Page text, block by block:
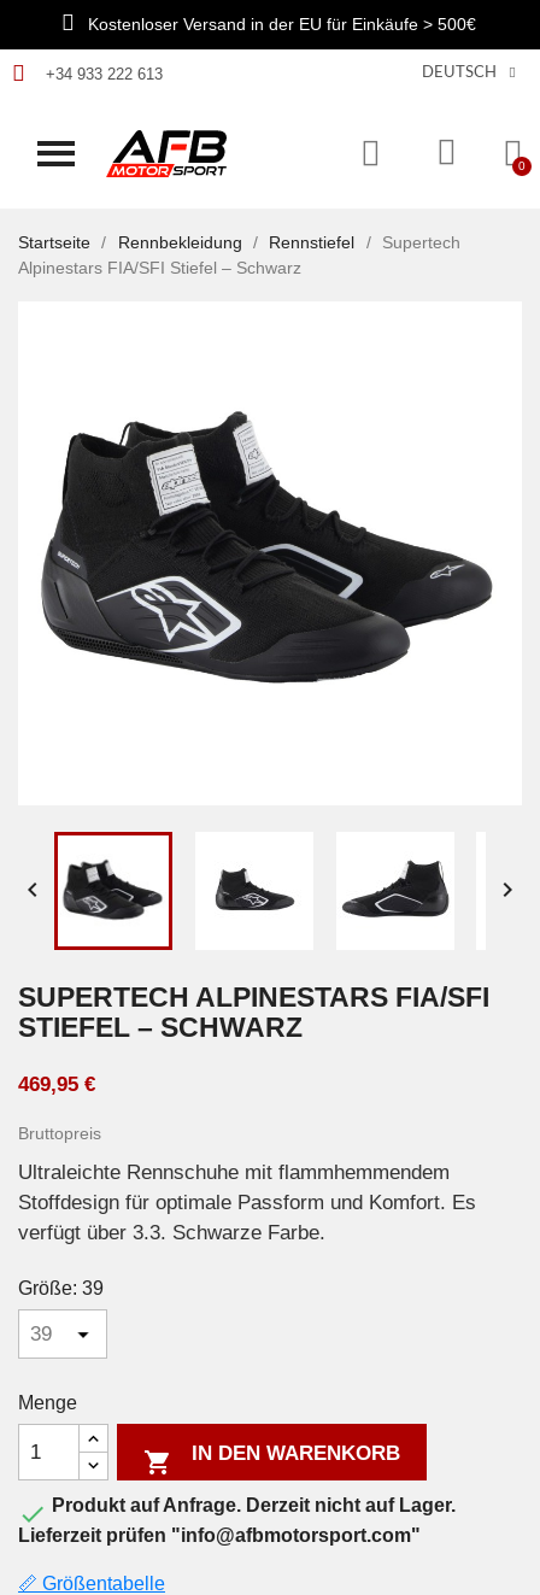
Kostenloser Versand in der EU für Einkäufe > 500€
+34 933 222 613 DEUTSCH
Startseite Rennbekleidung Rennstiefel
Supertech
Alpinestars FIA/SFI Stiefel – Schwarz
 
SUPERTECH ALPINESTARS FIA/SFI
STIEFEL – SCHWARZ
469,95 €
Bruttopreis
Ultraleichte Rennschuhe mit flammhemmendem
Stoffdesign für optimale Passform und Komfort. Es
verfügt über 3.3. Schwarze Farbe.
Größe: 39
Menge
 IN DEN WARENKORB
 Produkt auf Anfrage. Derzeit nicht auf Lager.
Lieferzeit prüfen "info@afbmotorsport.com"
📏 Größentabelle